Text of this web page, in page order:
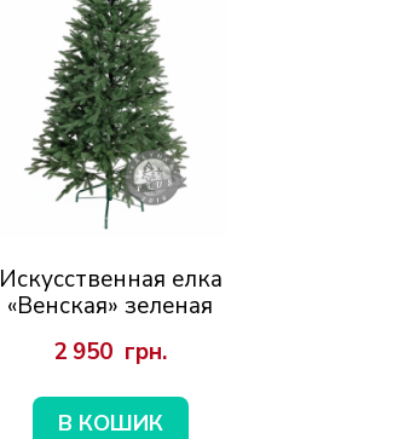
Искусственная елка
«Венская» зеленая
2 950  грн.
В КОШИК